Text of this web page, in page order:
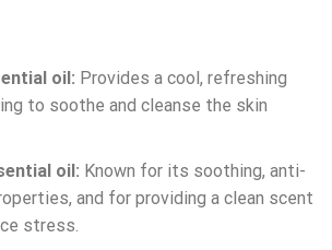
oil: Provides a cool, refreshing
to soothe and cleanse the skin
oil: Known for its soothing, anti-
and for providing a clean scent
stress.